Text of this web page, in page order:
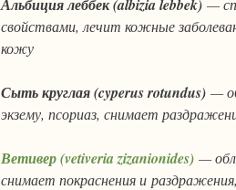
Альбиция леббек(albizia lebbek) —
свойствами, лечит кожные
кожу
Сыть круглая(cyperus rotundus) —
экзему, псориаз, снимает
Ветивер(vetiveria zizanionides) —
снимает покраснения и